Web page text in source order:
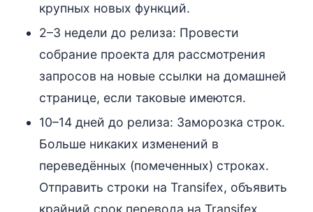
крупных новых функций.
2–3 недели до релиза: Провести
собрание проекта для рассмотрения
запросов на новые ссылки на домашней
странице, если таковые имеются.
10–14 дней до релиза: Заморозка строк.
Больше никаких изменений в
переведённых (помеченных) строках.
Отправить строки на Transifex, объявить
крайний срок перевода на Transifex.